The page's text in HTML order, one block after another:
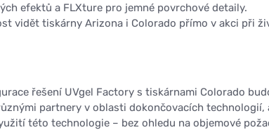
efektů a FLXture pro jemné povrchové detaily.
vidět tiskárny Arizona i Colorado přímo v akci při
řešení UVgel Factory s tiskárnami Colorado
partnery v oblasti dokončovacích technologií,
této technologie – bez ohledu na objemové